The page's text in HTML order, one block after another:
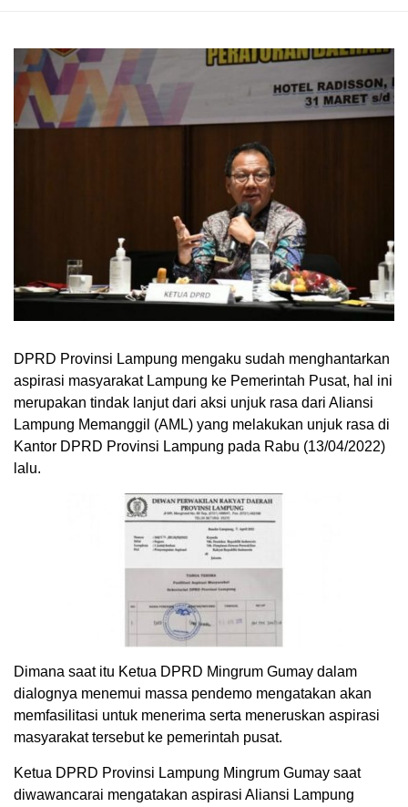
DPRD Provinsi Lampung mengaku sudah menghantarkan
aspirasi masyarakat Lampung ke Pemerintah Pusat, hal ini
merupakan tindak lanjut dari aksi unjuk rasa dari Aliansi
Lampung Memanggil (AML) yang melakukan unjuk rasa di
Kantor DPRD Provinsi Lampung pada Rabu (13/04/2022)
lalu.
Dimana saat itu Ketua DPRD Mingrum Gumay dalam
dialognya menemui massa pendemo mengatakan akan
memfasilitasi untuk menerima serta meneruskan aspirasi
masyarakat tersebut ke pemerintah pusat.
Ketua DPRD Provinsi Lampung Mingrum Gumay saat
diwawancarai mengatakan aspirasi Aliansi Lampung